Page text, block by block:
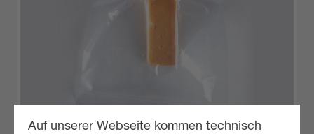
Auf unserer Webseite kommen technisch